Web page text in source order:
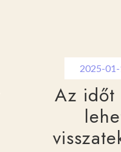
2025-
Az időt